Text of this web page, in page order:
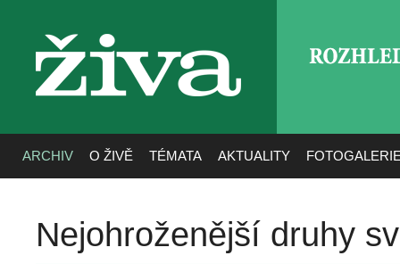
živa
ARCHIV O ŽIVĚ TÉMATA AKTUALITY
Nejohroženější druhy